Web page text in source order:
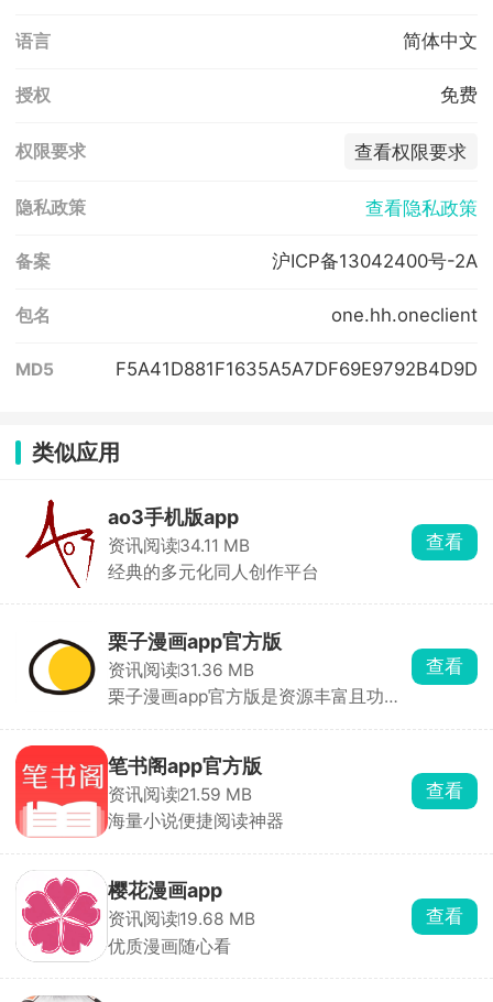
语言 简体中文
授权 免费
权限要求 查看权限要求
隐私政策 查看隐私政策
备案 沪ICP备13042400号-2A
包名 one.hh.oneclient
MD5 F5A41D881F1635A5A7DF69E9792B4D9D
类似应用
ao3手机版app
资讯阅读34.11 MB
经典的多元化同人创作平台
查看
栗子漫画app官方版
资讯阅读31.36 MB
栗子漫画app官方版是资源丰富且功能
查看
笔书阁app官方版
资讯阅读21.59 MB
海量小说便捷阅读神器
查看
樱花漫画app
资讯阅读19.68 MB
优质漫画随心看
查看